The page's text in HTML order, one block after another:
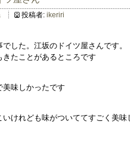
投稿者: ikeriri
した。江坂のドイツ屋さんです。
きたことがあるところです
味しかったです
いけれども味がついててすごく美味